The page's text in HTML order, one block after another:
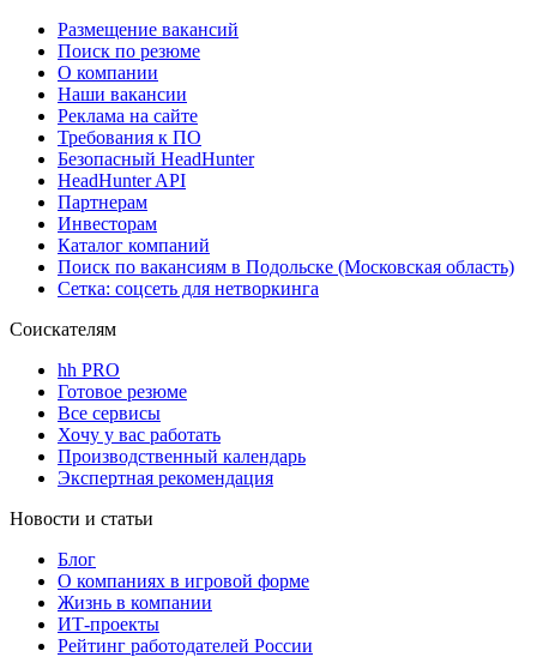
Размещение вакансий
Поиск по резюме
О компании
Наши вакансии
Реклама на сайте
Требования к ПО
Безопасный HeadHunter
HeadHunter API
Партнерам
Инвесторам
Каталог компаний
Поиск по вакансиям в Подольске (Московская область)
Сетка: соцсеть для нетворкинга
Соискателям
hh PRO
Готовое резюме
Все сервисы
Хочу у вас работать
Производственный календарь
Экспертная рекомендация
Новости и статьи
Блог
О компаниях в игровой форме
Жизнь в компании
ИТ-проекты
Рейтинг работодателей России